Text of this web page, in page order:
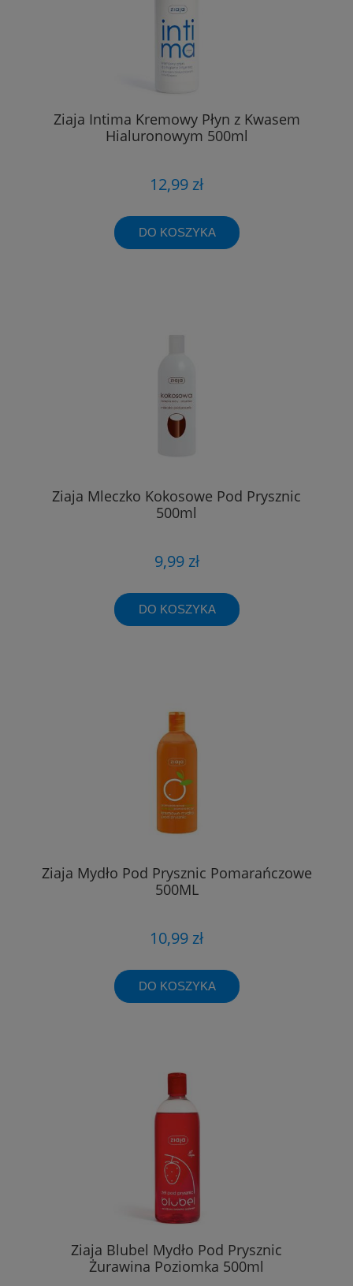
Ziaja Intima Kremowy Płyn z Kwasem
Hialuronowym 500ml
12,99 zł
DO KOSZYKA
Ziaja Mleczko Kokosowe Pod Prysznic
500ml
9,99 zł
DO KOSZYKA
Ziaja Mydło Pod Prysznic Pomarańczowe
500ML
10,99 zł
DO KOSZYKA
Ziaja Blubel Mydło Pod Prysznic
Żurawina Poziomka 500ml